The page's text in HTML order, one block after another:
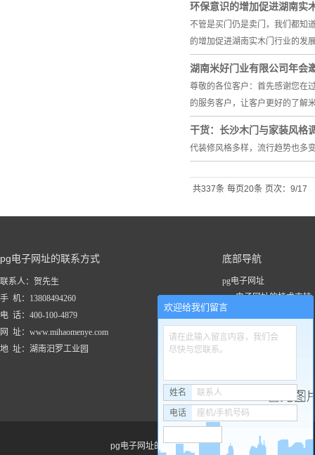
环保意识的增加促进湖南实
不管是买门仍是卖门，我们都知
的增加促进湖南实木门行业的发
湖南米好门业有限公司年会
尊敬的各位客户：首先感谢您在
的服务客户，让客户更好的了解
干货：长沙木门与家装风格
代装修风格多样，流行趋势也多
共337条 每页20条 页次：9/17
pg电子网址的联系方式
联系人：贺先生
手 机：13808494260
电 话：400-100-4879
网 址：www.mihaomenye.com
地 址：湖南汨罗工业园
底部导航
pg电子网址
pg电子网址的技术支持
关于pg电子网址
工程案例
pg电子网址的友情链接：
欢迎给我们留言
请在此输入留言内容，我们会
尽快与您联系。
姓名 联系人
电话 座机/手机号码